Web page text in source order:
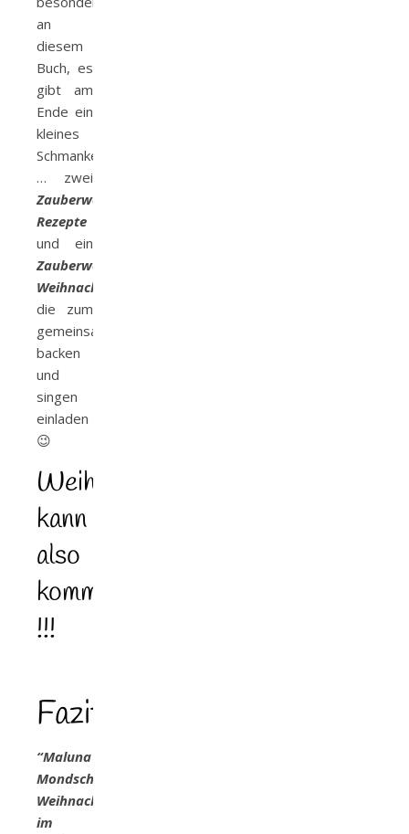
an
diesem
Buch, es
gibt am
Ende ein
kleines
Schmankerl
… zwei
Zauberwald-
Rezepte
und ein
Zauberwald-
Weihnachtslied
die zum
gemeinsamen
backen
und
singen
einladen
😉
Weihnachten
kann
also
kommen
!!!
Fazit
“Maluna
Mondschein.
Weihnachtswirbel
im